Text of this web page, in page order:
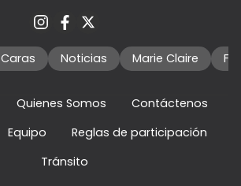
Caras Noticias Marie Claire
Quienes Somos
Contáctenos
Equipo
Reglas de participación
Tránsito